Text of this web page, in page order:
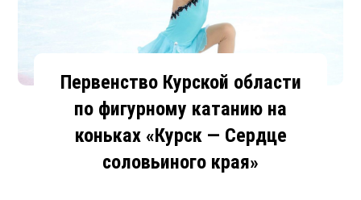
Первенство Курской области
по фигурному катанию на
коньках «Курск — Сердце
соловьиного края»